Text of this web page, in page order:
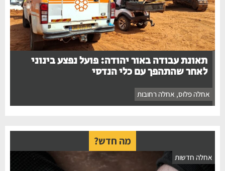
תאונת עבודה באור יהודה: פועל נפצע בינוני
לאחר שהתהפך עם כלי הנדסי
אחלה פלוס ,אחלה רחובות
מה חדש?
חדשות